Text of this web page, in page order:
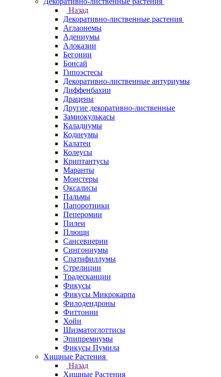
Назад
Декоративно-лиственные растения
Аглаонемы
Адениумы
Алоказии
Бегонии
Бонсай
Гипоэстесы
Декоративно-лиственные антуриумы
Диффенбахии
Драцены
Другие декоративно-лиственные
Замиокулькасы
Каладиумы
Кодиеумы
Калатеи
Колеусы
Криптантусы
Маранты
Монстеры
Оксалисы
Пальмы
Папоротники
Пеперомии
Пилеи
Плющи
Сансевиерии
Сингониумы
Спатифиллумы
Стрелиции
Традесканции
Фикусы
Фикусы Микрокарпа
Филодендроны
Фиттонии
Хойи
Шизматоглоттисы
Эпипремнумы
Фикусы Пумила
Хищные Растения
Назад
Хищные Растения